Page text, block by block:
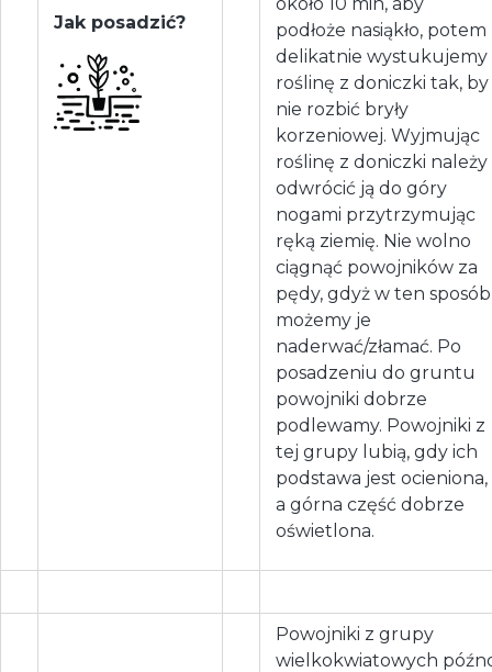
Jak posadzić?
podłoże nasiąkło, potem
delikatnie wystukujemy
roślinę z doniczki tak, by
nie rozbić bryły
korzeniowej. Wyjmując
roślinę z doniczki należy
odwrócić ją do góry
nogami przytrzymując
ręką ziemię. Nie wolno
ciągnąć powojników za
pędy, gdyż w ten sposób
możemy je
naderwać/złamać. Po
posadzeniu do gruntu
powojniki dobrze
podlewamy. Powojniki z
tej grupy lubią, gdy ich
podstawa jest ocieniona,
a górna część dobrze
oświetlona.
Powojniki z grupy
wielkokwiatowych